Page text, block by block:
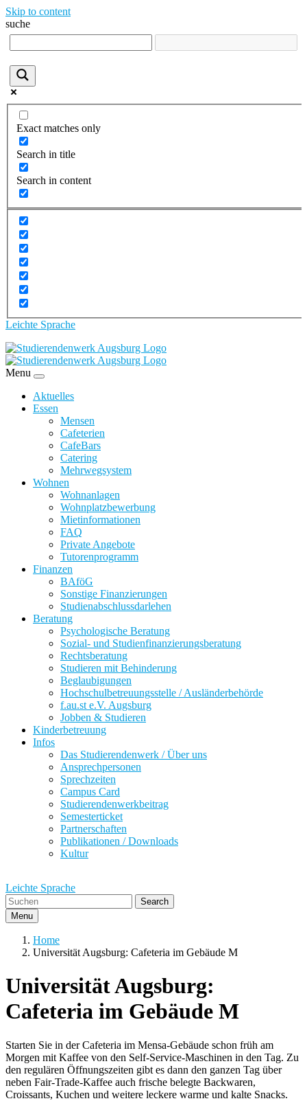
Skip to content
suche
Exact matches only
Search in title
Search in content
Leichte Sprache
Menu
Aktuelles
Essen
Mensen
Cafeterien
CafeBars
Catering
Mehrwegsystem
Wohnen
Wohnanlagen
Wohnplatzbewerbung
Mietinformationen
FAQ
Private Angebote
Tutorenprogramm
Finanzen
BAföG
Sonstige Finanzierungen
Studienabschlussdarlehen
Beratung
Psychologische Beratung
Sozial- und Studienfinanzierungsberatung
Rechtsberatung
Studieren mit Behinderung
Beglaubigungen
Hochschulbetreuungsstelle / Ausländerbehörde
f.au.st e.V. Augsburg
Jobben & Studieren
Kinderbetreuung
Infos
Das Studierendenwerk / Über uns
Ansprechpersonen
Sprechzeiten
Campus Card
Studierendenwerkbeitrag
Semesterticket
Partnerschaften
Publikationen / Downloads
Kultur
Leichte Sprache
Search
Menu
Home
Universität Augsburg: Cafeteria im Gebäude M
Universität Augsburg:
Cafeteria im Gebäude M
Starten Sie in der Cafeteria im Mensa-Gebäude schon früh am
Morgen mit Kaffee von den Self-Service-Maschinen in den Tag. Zu
den regulären Öffnungszeiten gibt es dann den ganzen Tag über
neben Fair-Trade-Kaffee auch frische belegte Backwaren,
Croissants, Kuchen und weitere leckere warme und kalte Snacks.